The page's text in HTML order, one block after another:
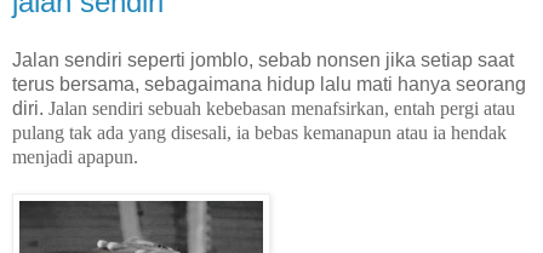
Jalan sendiri seperti jomblo, sebab nonsen jika setiap saat
terus bersama, sebagaimana hidup lalu mati hanya seorang
diri. Jalan sendiri sebuah kebebasan menafsirkan, entah pergi atau
pulang tak ada yang disesali, ia bebas kemanapun atau ia hendak
menjadi apapun.